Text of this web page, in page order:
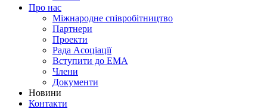
Про нас
Міжнародне співробітництво
Партнери
Проекти
Рада Асоціації
Вступити до ЕМА
Члени
Документи
Новини
Контакти